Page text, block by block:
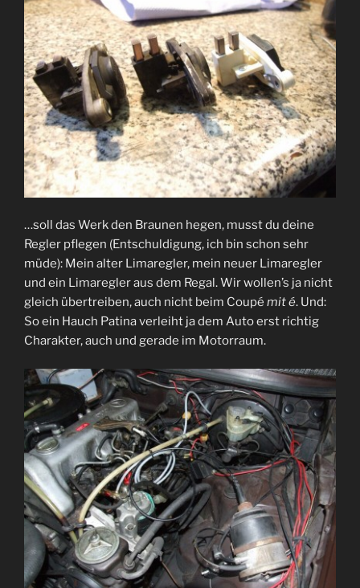
…soll das Werk den Braunen hegen, musst du deine
Regler pflegen (Entschuldigung, ich bin schon sehr
müde): Mein alter Limaregler, mein neuer Limaregler
und ein Limaregler aus dem Regal. Wir wollen’s ja nicht
gleich übertreiben, auch nicht beim Coupé mit é. Und:
So ein Hauch Patina verleiht ja dem Auto erst richtig
Charakter, auch und gerade im Motorraum.